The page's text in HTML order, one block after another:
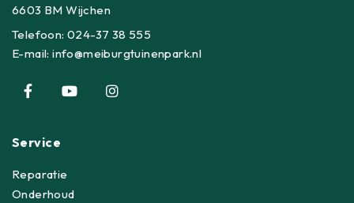
6603 BM Wijchen
Telefoon:024-37 38 555
E-mail:info@meiburgtuinenpark.nl
Service
Reparatie
Onderhoud